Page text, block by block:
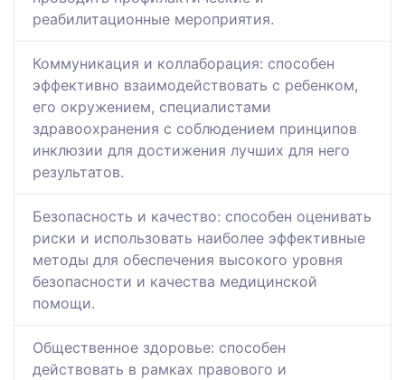
реабилитационные мероприятия.
Коммуникация и коллаборация: способен
эффективно взаимодействовать с ребенком,
его окружением, специалистами
здравоохранения с соблюдением принципов
инклюзии для достижения лучших для него
результатов.
Безопасность и качество: способен оценивать
риски и использовать наиболее эффективные
методы для обеспечения высокого уровня
безопасности и качества медицинской
помощи.
Общественное здоровье: способен
действовать в рамках правового и